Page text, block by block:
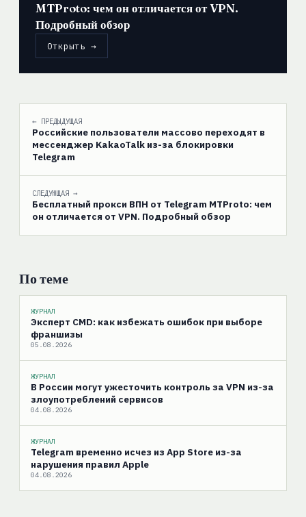
MTProto: чем он отличается от VPN.
Подробный обзор
Открыть →
← ПРЕДЫДУЩАЯ
Российские пользователи массово переходят в
мессенджер KakaoTalk из-за блокировки
Telegram
СЛЕДУЮЩАЯ →
Бесплатный прокси ВПН от Telegram MTProto: чем
он отличается от VPN. Подробный обзор
По теме
ЖУРНАЛ
Эксперт CMD: как избежать ошибок при выборе
франшизы
05.08.2026
ЖУРНАЛ
В России могут ужесточить контроль за VPN из-за
злоупотреблений сервисов
04.08.2026
ЖУРНАЛ
Telegram временно исчез из App Store из-за
нарушения правил Apple
04.08.2026